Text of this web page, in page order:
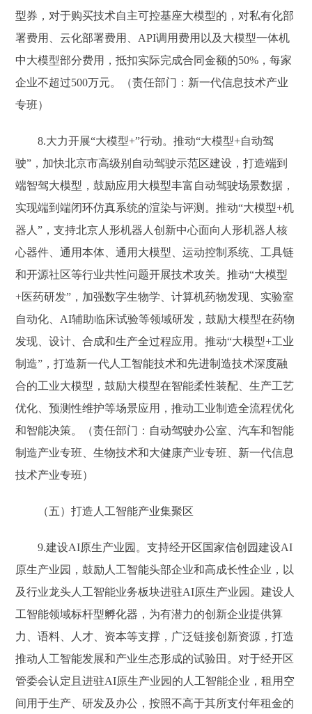
型券，对于购买技术自主可控基座大模型的，对私有化部
署费用、云化部署费用、API调用费用以及大模型一体机
中大模型部分费用，抵扣实际完成合同金额的50%，每家
企业不超过500万元。（责任部门：新一代信息技术产业
专班）
8.大力开展“大模型+”行动。推动“大模型+自动驾
驶”，加快北京市高级别自动驾驶示范区建设，打造端到
端智驾大模型，鼓励应用大模型丰富自动驾驶场景数据，
实现端到端闭环仿真系统的渲染与评测。推动“大模型+机
器人”，支持北京人形机器人创新中心面向人形机器人核
心器件、通用本体、通用大模型、运动控制系统、工具链
和开源社区等行业共性问题开展技术攻关。推动“大模型
+医药研发”，加强数字生物学、计算机药物发现、实验室
自动化、AI辅助临床试验等领域研发，鼓励大模型在药物
发现、设计、合成和生产全过程应用。推动“大模型+工业
制造”，打造新一代人工智能技术和先进制造技术深度融
合的工业大模型，鼓励大模型在智能柔性装配、生产工艺
优化、预测性维护等场景应用，推动工业制造全流程优化
和智能决策。（责任部门：自动驾驶办公室、汽车和智能
制造产业专班、生物技术和大健康产业专班、新一代信息
技术产业专班）
（五）打造人工智能产业集聚区
9.建设AI原生产业园。支持经开区国家信创园建设AI
原生产业园，鼓励人工智能头部企业和高成长性企业，以
及行业龙头人工智能业务板块进驻AI原生产业园。建设人
工智能领域标杆型孵化器，为有潜力的创新企业提供算
力、语料、人才、资本等支撑，广泛链接创新资源，打造
推动人工智能发展和产业生态形成的试验田。对于经开区
管委会认定且进驻AI原生产业园的人工智能企业，租用空
间用于生产、研发及办公，按照不高于其所支付年租金的